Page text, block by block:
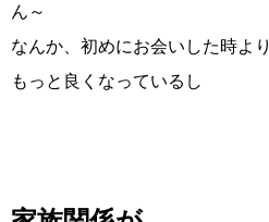
ん～
なんか、初めにお会いした時より
もっと良くなっているし